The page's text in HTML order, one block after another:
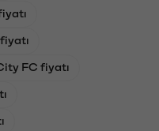
FC fiyatı